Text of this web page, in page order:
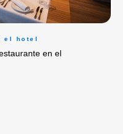
el hotel
en el